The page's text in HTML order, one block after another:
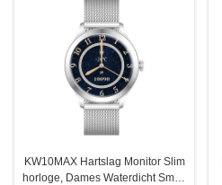
KW10MAX Hartslag Monitor Slim
horloge, Dames Waterdicht Smart